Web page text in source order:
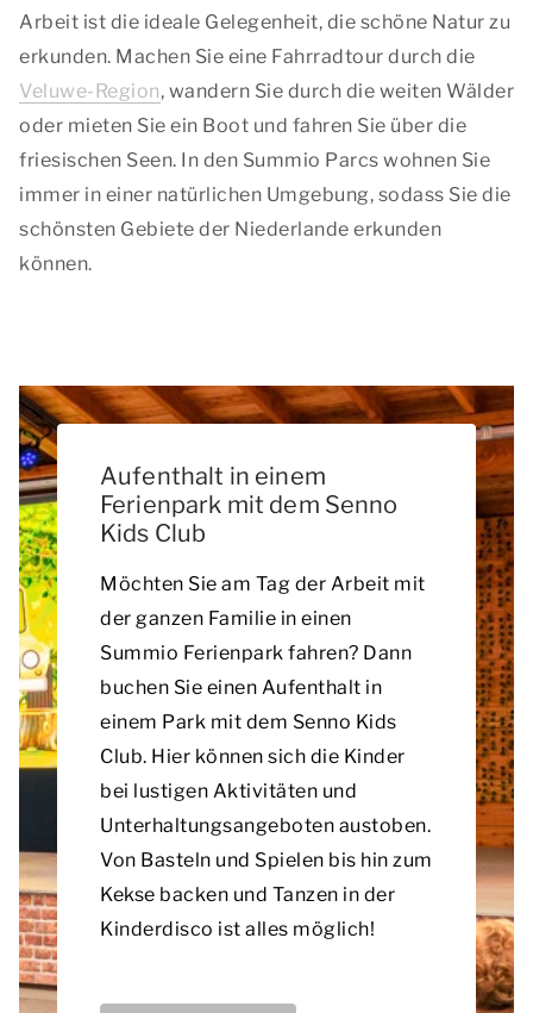
Arbeit ist die ideale Gelegenheit, die schöne Natur zu
erkunden. Machen Sie eine Fahrradtour durch die
Veluwe-Region, wandern Sie durch die weiten Wälder
oder mieten Sie ein Boot und fahren Sie über die
friesischen Seen. In den Summio Parcs wohnen Sie
immer in einer natürlichen Umgebung, sodass Sie die
schönsten Gebiete der Niederlande erkunden
können.
Aufenthalt in einem
Ferienpark mit dem Senno
Kids Club
Möchten Sie am Tag der Arbeit mit
der ganzen Familie in einen
Summio Ferienpark fahren? Dann
buchen Sie einen Aufenthalt in
einem Park mit dem Senno Kids
Club. Hier können sich die Kinder
bei lustigen Aktivitäten und
Unterhaltungsangeboten austoben.
Von Basteln und Spielen bis hin zum
Kekse backen und Tanzen in der
Kinderdisco ist alles möglich!